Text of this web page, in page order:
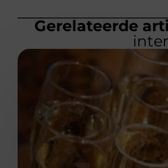
Gerelateerde